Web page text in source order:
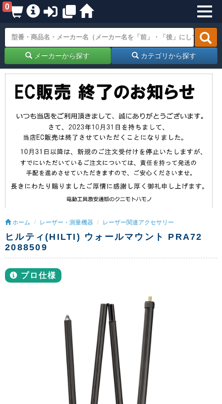
0
メーカーから探す カテゴリから探す
ホーム レーザー・測量機器 レーザー関連アクセサリー
ヒルティ(HILTI) ウォールマウント PRA72
2088509
プロ仕様